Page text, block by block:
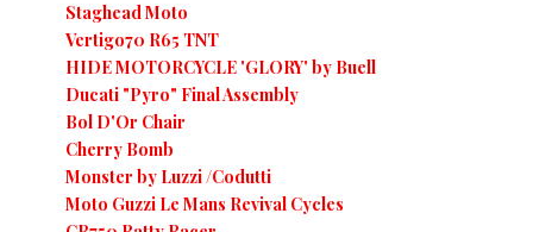
Staghead Moto
Vertigo70 R65 TNT
HIDE MOTORCYCLE 'GLORY' by Buell
Ducati "Pyro" Final Assembly
Bol D'Or Chair
Cherry Bomb
Monster by Luzzi /Codutti
Moto Guzzi Le Mans Revival Cycles